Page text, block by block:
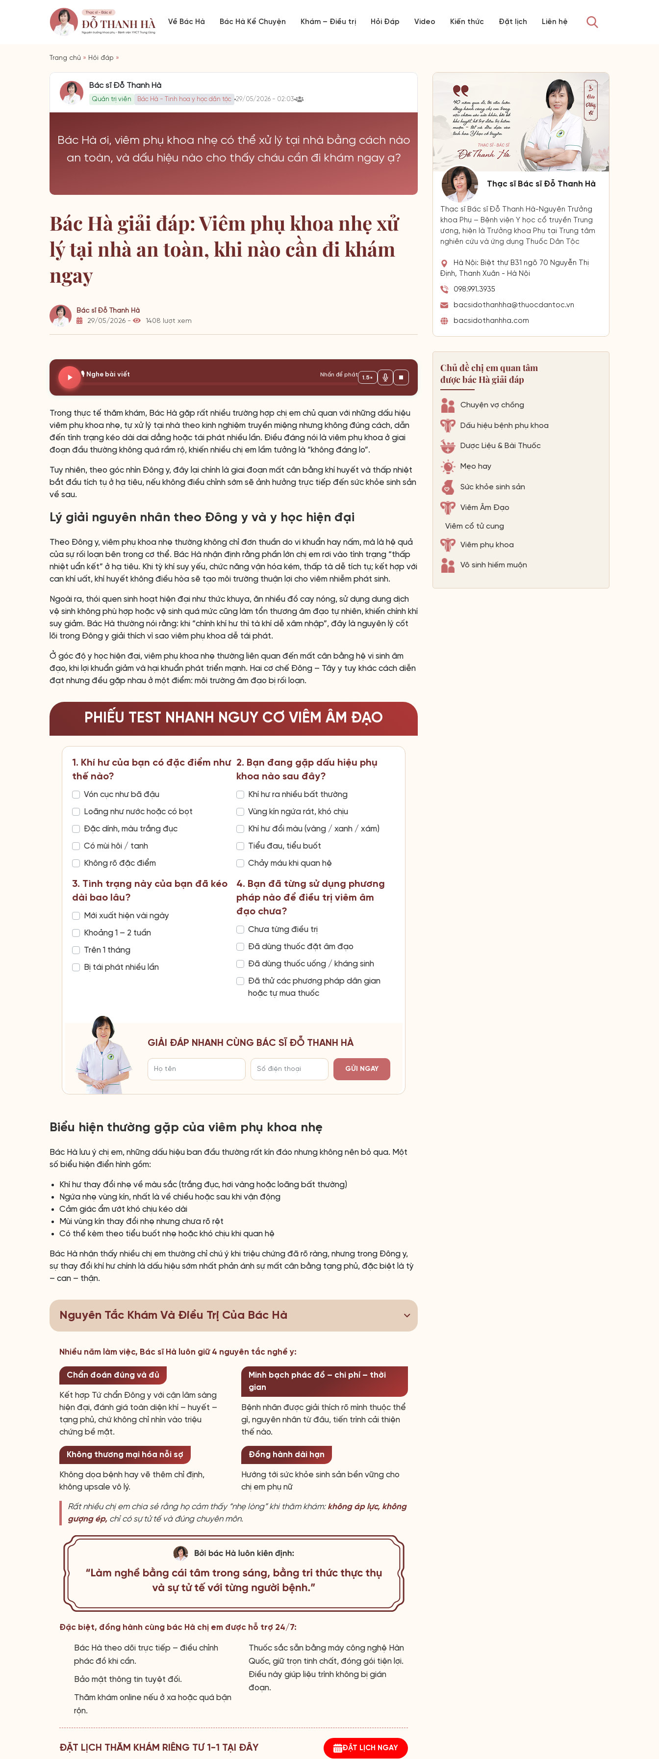
Về Bác Hà Bác Hà Kể Chuyện Khám – Điều trị Hỏi Đáp Video Kiến thức Đặt lịch Liên hệ
Trang chủ » Hỏi đáp »
Bác sĩ Đỗ Thanh Hà
Quản trị viên Bác Hà - Tinh hoa y học dân tộc 29/05/2026 - 02:03
Bác Hà ơi, viêm phụ khoa nhẹ có thể xử lý tại nhà bằng cách nào
an toàn, và dấu hiệu nào cho thấy cháu cần đi khám ngay ạ?
Bác Hà giải đáp: Viêm phụ khoa nhẹ xử
lý tại nhà an toàn, khi nào cần đi khám
ngay
Bác sĩ Đỗ Thanh Hà
29/05/2026 -
1408 lượt xem
🎙️ Nghe bài viết Nhấn để phát 1.5×
Trong thực tế thăm khám, Bác Hà gặp rất nhiều trường hợp chị em chủ quan với những dấu hiệu
viêm phụ khoa nhẹ, tự xử lý tại nhà theo kinh nghiệm truyền miệng nhưng không đúng cách, dẫn
đến tình trạng kéo dài dai dẳng hoặc tái phát nhiều lần. Điều đáng nói là viêm phụ khoa ở giai
đoạn đầu thường không quá rầm rộ, khiến nhiều chị em lầm tưởng là “không đáng lo”.
Tuy nhiên, theo góc nhìn Đông y, đây lại chính là giai đoạn mất cân bằng khí huyết và thấp nhiệt
bắt đầu tích tụ ở hạ tiêu, nếu không điều chỉnh sớm sẽ ảnh hưởng trực tiếp đến sức khỏe sinh sản
về sau.
Lý giải nguyên nhân theo Đông y và y học hiện đại
Theo Đông y, viêm phụ khoa nhẹ thường không chỉ đơn thuần do vi khuẩn hay nấm, mà là hệ quả
của sự rối loạn bên trong cơ thể. Bác Hà nhận định rằng phần lớn chị em rơi vào tình trạng “thấp
nhiệt uẩn kết” ở hạ tiêu. Khi tỳ khí suy yếu, chức năng vận hóa kém, thấp tà dễ tích tụ; kết hợp với
can khí uất, khí huyết không điều hòa sẽ tạo môi trường thuận lợi cho viêm nhiễm phát sinh.
Ngoài ra, thói quen sinh hoạt hiện đại như thức khuya, ăn nhiều đồ cay nóng, sử dụng dung dịch
vệ sinh không phù hợp hoặc vệ sinh quá mức cũng làm tổn thương âm đạo tự nhiên, khiến chính khí
suy giảm. Bác Hà thường nói rằng: khi “chính khí hư thì tà khí dễ xâm nhập”, đây là nguyên lý cốt
lõi trong Đông y giải thích vì sao viêm phụ khoa dễ tái phát.
Ở góc độ y học hiện đại, viêm phụ khoa nhẹ thường liên quan đến mất cân bằng hệ vi sinh âm
đạo, khi lợi khuẩn giảm và hại khuẩn phát triển mạnh. Hai cơ chế Đông – Tây y tuy khác cách diễn
đạt nhưng đều gặp nhau ở một điểm: môi trường âm đạo bị rối loạn.
PHIẾU TEST NHANH NGUY CƠ VIÊM ÂM ĐẠO
1. Khí hư của bạn có đặc điểm như
thế nào?
Vón cục như bã đậu
Loãng như nước hoặc có bọt
Đặc dính, màu trắng đục
Có mùi hôi / tanh
Không rõ đặc điểm
2. Bạn đang gặp dấu hiệu phụ
khoa nào sau đây?
Khí hư ra nhiều bất thường
Vùng kín ngứa rát, khó chịu
Khí hư đổi màu (vàng / xanh / xám)
Tiểu đau, tiểu buốt
Chảy máu khi quan hệ
3. Tình trạng này của bạn đã kéo
dài bao lâu?
Mới xuất hiện vài ngày
Khoảng 1 – 2 tuần
Trên 1 tháng
Bị tái phát nhiều lần
4. Bạn đã từng sử dụng phương
pháp nào để điều trị viêm âm
đạo chưa?
Chưa từng điều trị
Đã dùng thuốc đặt âm đạo
Đã dùng thuốc uống / kháng sinh
Đã thử các phương pháp dân gian
hoặc tự mua thuốc
GIẢI ĐÁP NHANH CÙNG BÁC SĨ ĐỖ THANH HÀ
GỬI NGAY
Biểu hiện thường gặp của viêm phụ khoa nhẹ
Bác Hà lưu ý chị em, những dấu hiệu ban đầu thường rất kín đáo nhưng không nên bỏ qua. Một
số biểu hiện điển hình gồm:
Khí hư thay đổi nhẹ về màu sắc (trắng đục, hơi vàng hoặc loãng bất thường)
Ngứa nhẹ vùng kín, nhất là về chiều hoặc sau khi vận động
Cảm giác ẩm ướt khó chịu kéo dài
Mùi vùng kín thay đổi nhẹ nhưng chưa rõ rệt
Có thể kèm theo tiểu buốt nhẹ hoặc khó chịu khi quan hệ
Bác Hà nhận thấy nhiều chị em thường chỉ chú ý khi triệu chứng đã rõ ràng, nhưng trong Đông y,
sự thay đổi khí hư chính là dấu hiệu sớm nhất phản ánh sự mất cân bằng tạng phủ, đặc biệt là tỳ
– can – thận.
Nguyên Tắc Khám Và Điều Trị Của Bác Hà
Nhiều năm làm việc, Bác sĩ Hà luôn giữ 4 nguyên tắc nghề y:
Chẩn đoán đúng và đủ
Kết hợp Tứ chẩn Đông y với cận lâm sàng
hiện đại, đánh giá toàn diện khí – huyết –
tạng phủ, chứ không chỉ nhìn vào triệu
chứng bề mặt.
Minh bạch phác đồ – chi phí – thời
gian
Bệnh nhân được giải thích rõ mình thuộc thể
gì, nguyên nhân từ đâu, tiến trình cải thiện
thế nào.
Không thương mại hóa nỗi sợ
Không dọa bệnh hay vẽ thêm chỉ định,
không upsale vô lý.
Đồng hành dài hạn
Hướng tới sức khỏe sinh sản bền vững cho
chị em phụ nữ
Rất nhiều chị em chia sẻ rằng họ cảm thấy “nhẹ lòng” khi thăm khám: không áp lực, không
gượng ép, chỉ có sự tử tế và đúng chuyên môn.
Đặc biệt, đồng hành cùng bác Hà chị em được hỗ trợ 24/7:
Bác Hà theo dõi trực tiếp – điều chỉnh
phác đồ khi cần.
Bảo mật thông tin tuyệt đối.
Thăm khám online nếu ở xa hoặc quá bận
rộn.
Thuốc sắc sẵn bằng máy công nghệ Hàn
Quốc, giữ trọn tinh chất, đóng gói tiện lợi.
Điều này giúp liệu trình không bị gián
đoạn.
ĐẶT LỊCH THĂM KHÁM RIÊNG TƯ 1-1 TẠI ĐÂY ĐẶT LỊCH NGAY
Thạc sĩ Bác sĩ Đỗ Thanh Hà
Thạc sĩ Bác sĩ Đỗ Thanh Hà-Nguyên Trưởng
khoa Phụ – Bệnh viện Y học cổ truyền Trung
ương, hiện là Trưởng khoa Phụ tại Trung tâm
nghiên cứu và ứng dụng Thuốc Dân Tộc
Hà Nội: Biệt thự B31 ngõ 70 Nguyễn Thị
Định, Thanh Xuân - Hà Nội
098.991.3935
bacsidothanhha@thuocdantoc.vn
bacsidothanhha.com
Chủ đề chị em quan tâm
được bác Hà giải đáp
Chuyện vợ chồng
Dấu hiệu bệnh phụ khoa
Dược Liệu & Bài Thuốc
Mẹo hay
Sức khỏe sinh sản
Viêm Âm Đạo
Viêm cổ tử cung
Viêm phụ khoa
Vô sinh hiếm muộn